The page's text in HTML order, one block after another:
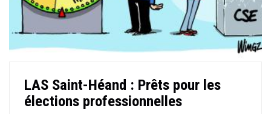
LAS Saint-Héand : Prêts pour les
élections professionnelles